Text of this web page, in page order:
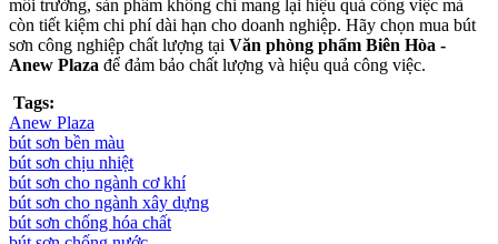
môi trường, sản phẩm không chỉ mang lại hiệu quả công việc mà
còn tiết kiệm chi phí dài hạn cho doanh nghiệp. Hãy chọn mua bút
sơn công nghiệp chất lượng tại Văn phòng phẩm Biên Hòa -
Anew Plaza để đảm bảo chất lượng và hiệu quả công việc.
Tags:
Anew Plaza
bút sơn bền màu
bút sơn chịu nhiệt
bút sơn cho ngành cơ khí
bút sơn cho ngành xây dựng
bút sơn chống hóa chất